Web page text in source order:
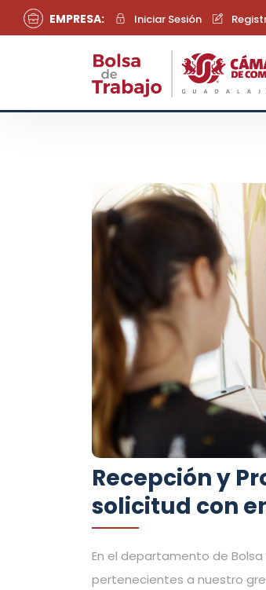
EMPRESA: Iniciar Sesión
Recepción y
solicitud con
En el departamento de
pertenecientes a nuestro